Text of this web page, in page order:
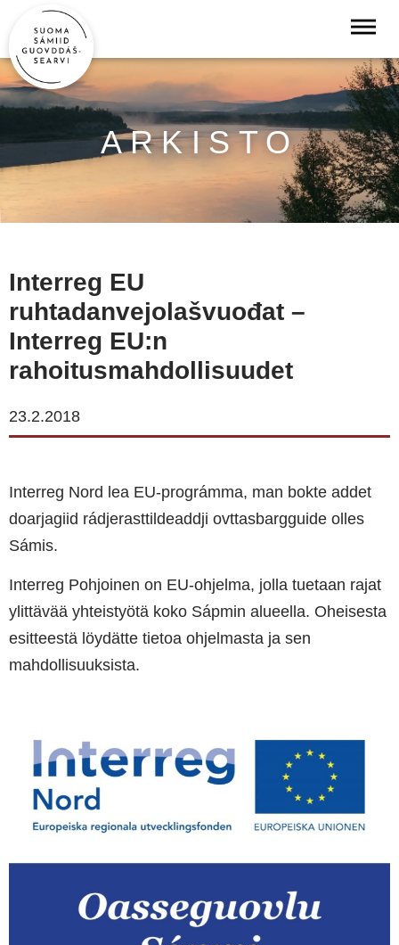
ARKISTO
Interreg EU
ruhtadanvejolašvuođat –
Interreg EU:n
rahoitusmahdollisuudet
23.2.2018
Interreg Nord lea EU-prográmma, man bokte addet
doarjagiid rádjerasttildeaddji ovttasbargguide olles
Sámis.
Interreg Pohjoinen on EU-ohjelma, jolla tuetaan rajat
ylittävää yhteistyötä koko Sápmin alueella. Oheisesta
esitteestä löydätte tietoa ohjelmasta ja sen
mahdollisuuksista.